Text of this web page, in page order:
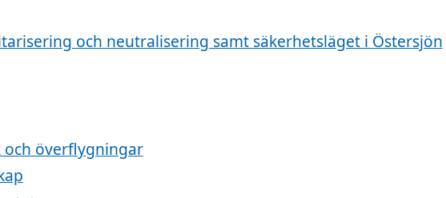
och neutralisering samt säkerhetsläget i Östersjön
och överflygningar